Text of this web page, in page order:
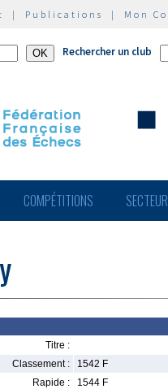
| Publications | Mon
Rechercher un club
COMPÉTITIONS
Titre :
Classement :
1542 F
Rapide :
1544 F